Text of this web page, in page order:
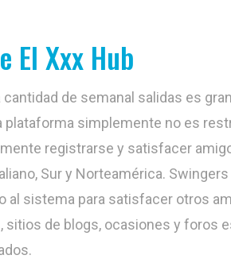
El Xxx Hub
de semanal salidas es
simplemente no es
registrarse y satisfacer
Sur y Norteamérica.
sistema para satisfacer otros
de blogs, ocasiones y foros